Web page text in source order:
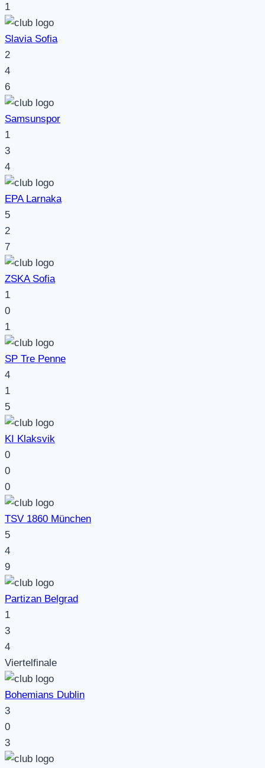
1
Slavia Sofia
2
4
6
Samsunspor
1
3
4
EPA Larnaka
5
2
7
ZSKA Sofia
1
0
1
SP Tre Penne
4
1
5
KI Klaksvik
0
0
0
TSV 1860 München
5
4
9
Partizan Belgrad
1
3
4
Viertelfinale
Bohemians Dublin
3
0
3